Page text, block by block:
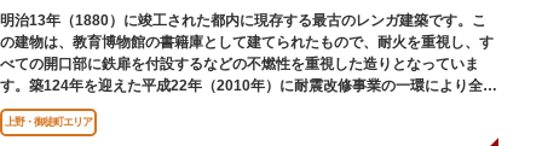
明治13年（1880）に竣工された都内に現存する最古のレンガ建築です。こ
の建物は、教育博物館の書籍庫として建てられたもので、耐火を重視し、す
べての開口部に鉄扉を付設するなどの不燃性を重視した造りとなっていま
す。築124年を迎えた平成22年（2010年）に耐震改修事業の一環により全面
改修が施されました。
上野・御徒町エリア